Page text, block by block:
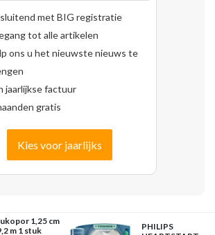
met BIG registratie
tot alle artikelen
ons u het nieuwste nieuws te
jaarlijkse factuur
gratis
Kies voor jaarlijks
1,25 cm
m 1 stuk
PHILIPS